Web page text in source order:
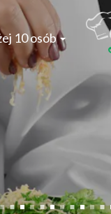
10 osób